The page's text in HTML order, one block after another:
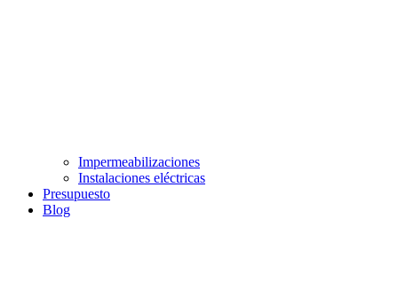
Impermeabilizaciones
Instalaciones eléctricas
Presupuesto
Blog